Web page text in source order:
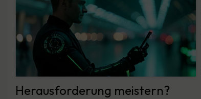
Herausforderung meistern?